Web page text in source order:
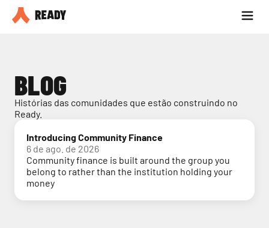
Seja parceiro
BLOG
Histórias das comunidades que estão construindo no
Ready.
Introducing Community Finance
6 de ago. de 2026
Community finance is built around the group you
belong to rather than the institution holding your
money